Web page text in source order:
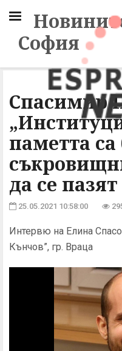
София
Спасимир
паметта
да се
25.05.2021 10:58:00
Интервю на Eлина
Кънчов”, гр. Враца